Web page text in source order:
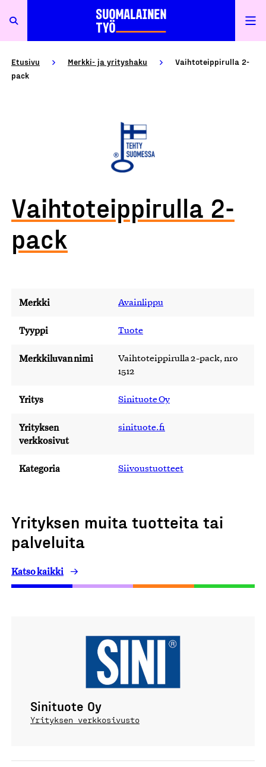
Etusivu Merkki- ja yrityshaku
Vaihtoteippirulla 2-
pack
Vaihtoteippirulla 2-
pack
Merkki Avainlippu
Tyyppi Tuote
Merkkiluvan nimi
Vaihtoteippirulla 2-pack, nro
1512
Yritys Sinituote Oy
Yrityksen
verkkosivut
sinituote.fi
Kategoria Siivoustuotteet
Yrityksen muita tuotteita tai
palveluita
Katso kaikki
Sinituote Oy
Yrityksen verkkosivusto